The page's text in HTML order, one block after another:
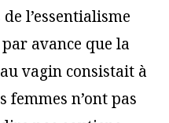
l’essentialisme
avance que la
vagin consistait à
femmes n’ont pas